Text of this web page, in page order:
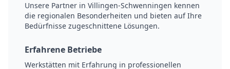
Unsere Partner in Villingen-Schwenningen kennen
die regionalen Besonderheiten und bieten auf Ihre
Bedürfnisse zugeschnittene Lösungen.
Erfahrene Betriebe
Werkstätten mit Erfahrung in professionellen